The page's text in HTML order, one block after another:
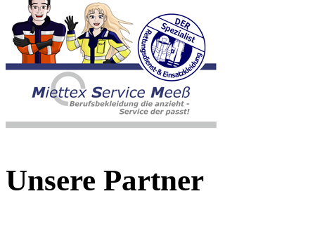
Unsere Partner